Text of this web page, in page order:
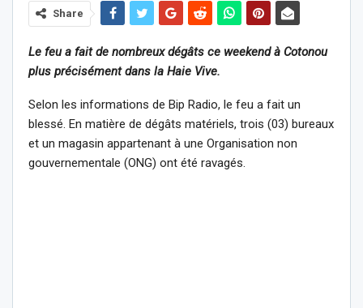
Share
Le feu a fait de nombreux dégâts ce weekend à Cotonou
plus précisément dans la Haie Vive.
Selon les informations de Bip Radio, le feu a fait un
blessé. En matière de dégâts matériels, trois (03) bureaux
et un magasin appartenant à une Organisation non
gouvernementale (ONG) ont été ravagés.